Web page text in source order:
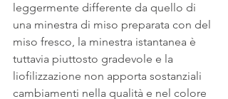
leggermente differente da quello di
una minestra di miso preparata con del
miso fresco, la minestra istantanea è
tuttavia piuttosto gradevole e la
liofilizzazione non apporta sostanziali
cambiamenti nella qualità e nel colore